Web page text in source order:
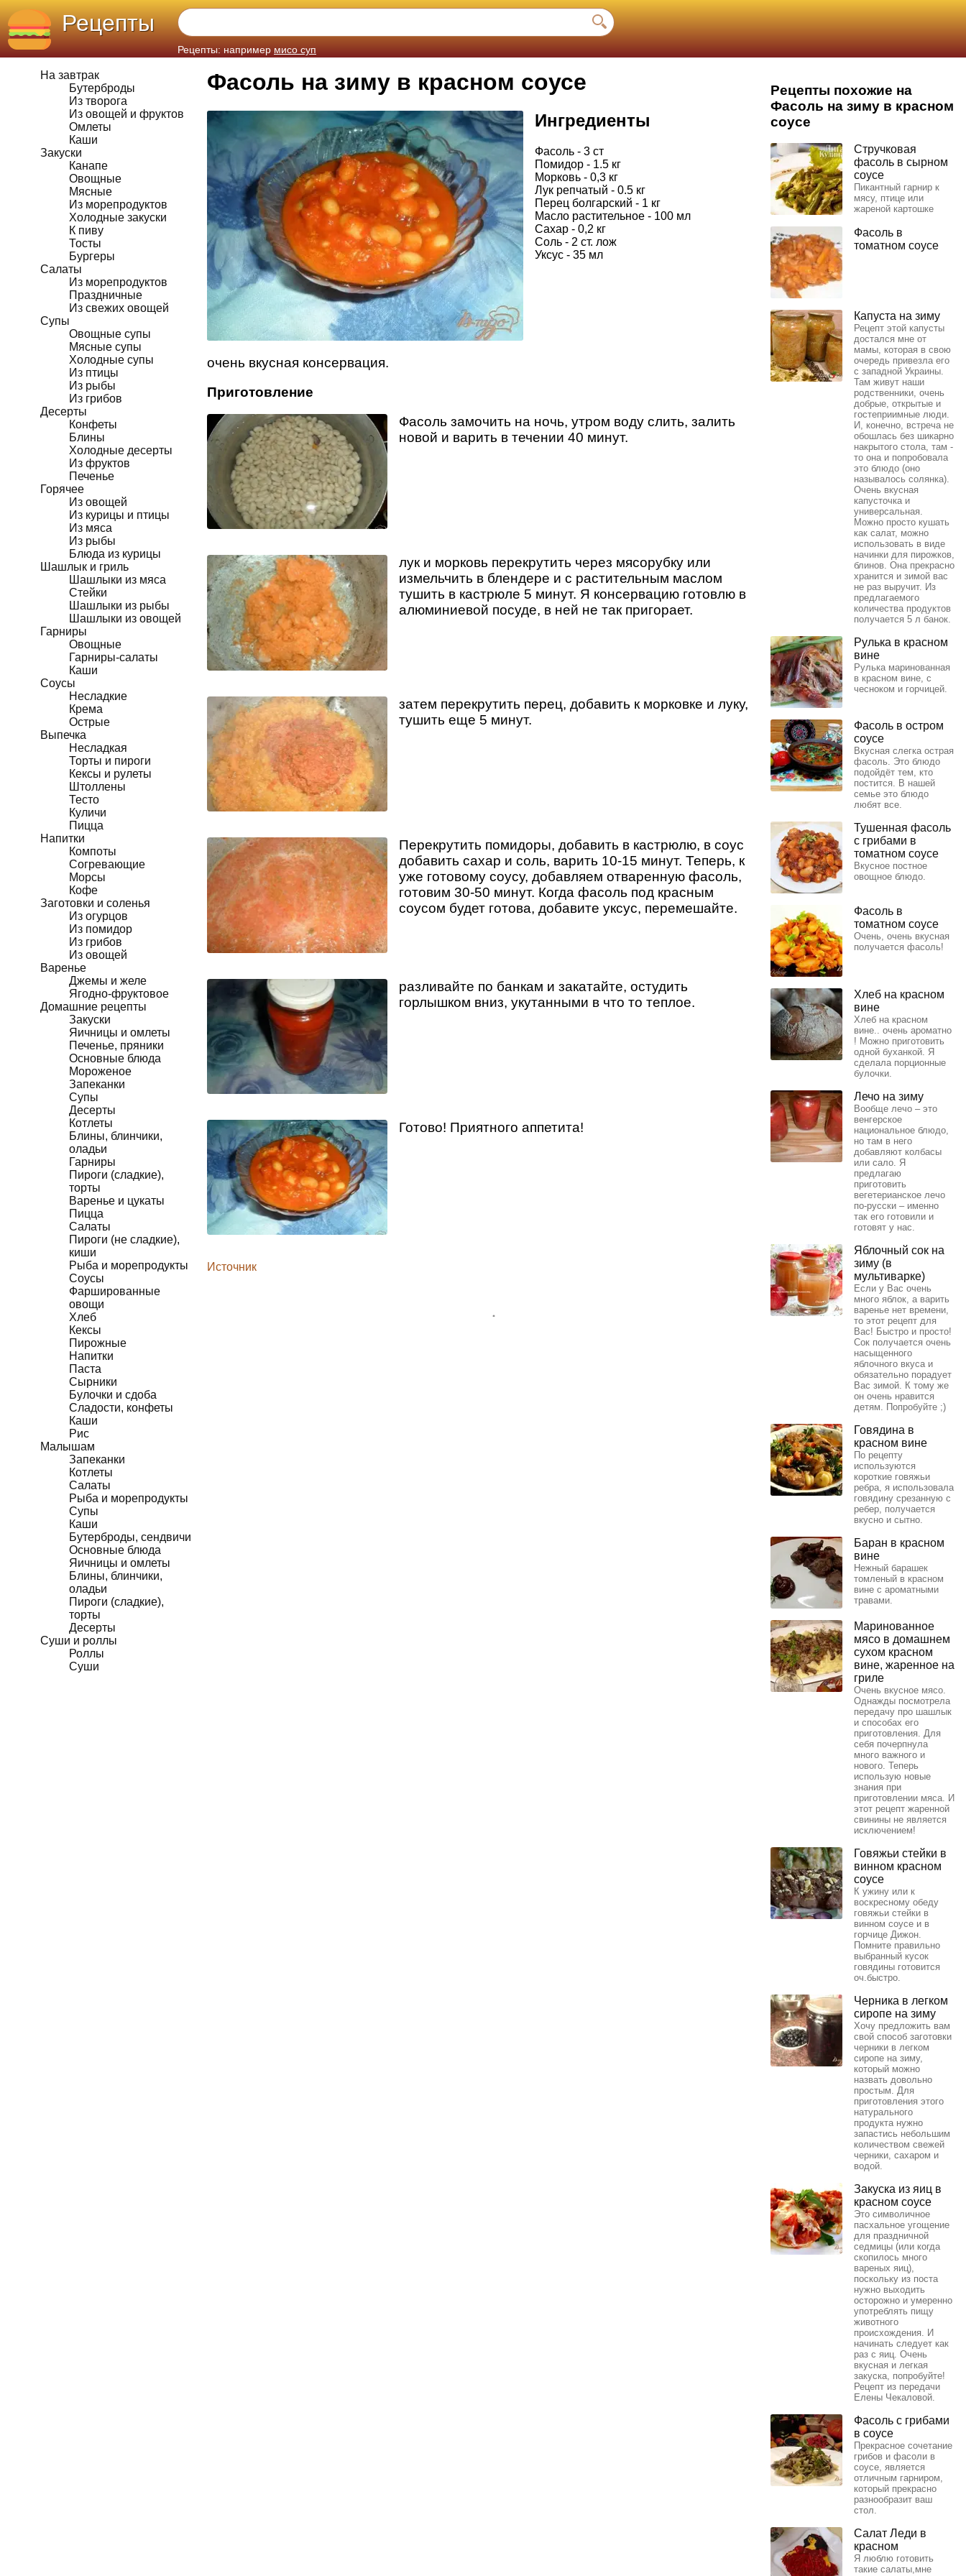
Рецепты
Рецепты: например мисо суп
На завтрак
Бутерброды
Из творога
Из овощей и фруктов
Омлеты
Каши
Закуски
Канапе
Овощные
Мясные
Из морепродуктов
Холодные закуски
К пиву
Тосты
Бургеры
Салаты
Из морепродуктов
Праздничные
Из свежих овощей
Супы
Овощные супы
Мясные супы
Холодные супы
Из птицы
Из рыбы
Из грибов
Десерты
Конфеты
Блины
Холодные десерты
Из фруктов
Печенье
Горячее
Из овощей
Из курицы и птицы
Из мяса
Из рыбы
Блюда из курицы
Шашлык и гриль
Шашлыки из мяса
Стейки
Шашлыки из рыбы
Шашлыки из овощей
Гарниры
Овощные
Гарниры-салаты
Каши
Соусы
Несладкие
Крема
Острые
Выпечка
Несладкая
Торты и пироги
Кексы и рулеты
Штоллены
Тесто
Куличи
Пицца
Напитки
Компоты
Согревающие
Морсы
Кофе
Заготовки и соленья
Из огурцов
Из помидор
Из грибов
Из овощей
Варенье
Джемы и желе
Ягодно-фруктовое
Домашние рецепты
Закуски
Яичницы и омлеты
Печенье, пряники
Основные блюда
Мороженое
Запеканки
Супы
Десерты
Котлеты
Блины, блинчики,
оладьи
Гарниры
Пироги (сладкие),
торты
Варенье и цукаты
Пицца
Салаты
Пироги (не сладкие),
киши
Рыба и морепродукты
Соусы
Фаршированные
овощи
Хлеб
Кексы
Пирожные
Напитки
Паста
Сырники
Булочки и сдоба
Сладости, конфеты
Каши
Рис
Малышам
Запеканки
Котлеты
Салаты
Рыба и морепродукты
Супы
Каши
Бутерброды, сендвичи
Основные блюда
Яичницы и омлеты
Блины, блинчики,
оладьи
Пироги (сладкие),
торты
Десерты
Суши и роллы
Роллы
Суши
Фасоль на зиму в красном соусе
Ингредиенты
Фасоль - 3 ст
Помидор - 1.5 кг
Морковь - 0,3 кг
Лук репчатый - 0.5 кг
Перец болгарский - 1 кг
Масло растительное - 100 мл
Сахар - 0,2 кг
Соль - 2 ст. лож
Уксус - 35 мл
очень вкусная консервация.
Приготовление
Фасоль замочить на ночь, утром воду слить, залить
новой и варить в течении 40 минут.
лук и морковь перекрутить через мясорубку или
измельчить в блендере и с растительным маслом
тушить в кастрюле 5 минут. Я консервацию готовлю в
алюминиевой посуде, в ней не так пригорает.
затем перекрутить перец, добавить к морковке и луку,
тушить еще 5 минут.
Перекрутить помидоры, добавить в кастрюлю, в соус
добавить сахар и соль, варить 10-15 минут. Теперь, к
уже готовому соусу, добавляем отваренную фасоль,
готовим 30-50 минут. Когда фасоль под красным
соусом будет готова, добавите уксус, перемешайте.
разливайте по банкам и закатайте, остудить
горлышком вниз, укутанными в что то теплое.
Готово! Приятного аппетита!
Источник
Рецепты похожие на
Фасоль на зиму в красном
соусе
Стручковая
фасоль в сырном
соусе
Пикантный гарнир к
мясу, птице или
жареной картошке
Фасоль в
томатном соусе
Капуста на зиму
Рецепт этой капусты
достался мне от
мамы, которая в свою
очередь привезла его
с западной Украины.
Там живут наши
родственники, очень
добрые, открытые и
гостеприимные люди.
И, конечно, встреча не
обошлась без шикарно
накрытого стола, там -
то она и попробовала
это блюдо (оно
называлось солянка).
Очень вкусная
капусточка и
универсальная.
Можно просто кушать
как салат, можно
использовать в виде
начинки для пирожков,
блинов. Она прекрасно
хранится и зимой вас
не раз выручит. Из
предлагаемого
количества продуктов
получается 5 л банок.
Рулька в красном
вине
Рулька маринованная
в красном вине, с
чесноком и горчицей.
Фасоль в остром
соусе
Вкусная слегка острая
фасоль. Это блюдо
подойдёт тем, кто
постится. В нашей
семье это блюдо
любят все.
Тушенная фасоль
с грибами в
томатном соусе
Вкусное постное
овощное блюдо.
Фасоль в
томатном соусе
Очень, очень вкусная
получается фасоль!
Хлеб на красном
вине
Хлеб на красном
вине.. очень ароматно
! Можно приготовить
одной буханкой. Я
сделала порционные
булочки.
Лечо на зиму
Вообще лечо – это
венгерское
национальное блюдо,
но там в него
добавляют колбасы
или сало. Я
предлагаю
приготовить
вегетерианское лечо
по-русски – именно
так его готовили и
готовят у нас.
Яблочный сок на
зиму (в
мультиварке)
Если у Вас очень
много яблок, а варить
варенье нет времени,
то этот рецепт для
Вас! Быстро и просто!
Сок получается очень
насыщенного
яблочного вкуса и
обязательно порадует
Вас зимой. К тому же
он очень нравится
детям. Попробуйте ;)
Говядина в
красном вине
По рецепту
используются
короткие говяжьи
ребра, я использовала
говядину срезанную с
ребер, получается
вкусно и сытно.
Баран в красном
вине
Нежный барашек
томленый в красном
вине с ароматными
травами.
Маринованное
мясо в домашнем
сухом красном
вине, жаренное на
гриле
Очень вкусное мясо.
Однажды посмотрела
передачу про шашлык
и способах его
приготовления. Для
себя почерпнула
много важного и
нового. Теперь
использую новые
знания при
приготовлении мяса. И
этот рецепт жаренной
свинины не является
исключением!
Говяжьи стейки в
винном красном
соусе
К ужину или к
воскресному обеду
говяжьи стейки в
винном соусе и в
горчице Дижон.
Помните правильно
выбранный кусок
говядины готовится
оч.быстро.
Черника в легком
сиропе на зиму
Хочу предложить вам
свой способ заготовки
черники в легком
сиропе на зиму,
который можно
назвать довольно
простым. Для
приготовления этого
натурального
продукта нужно
запастись небольшим
количеством свежей
черники, сахаром и
водой.
Закуска из яиц в
красном соусе
Это символичное
пасхальное угощение
для праздничной
седмицы (или когда
скопилось много
вареных яиц),
поскольку из поста
нужно выходить
осторожно и умеренно
употреблять пищу
животного
происхождения. И
начинать следует как
раз с яиц. Очень
вкусная и легкая
закуска, попробуйте!
Рецепт из передачи
Елены Чекаловой.
Фасоль с грибами
в соусе
Прекрасное сочетание
грибов и фасоли в
соусе, является
отличным гарниром,
который прекрасно
разнообразит ваш
стол.
Салат Леди в
красном
Я люблю готовить
такие салаты,мне